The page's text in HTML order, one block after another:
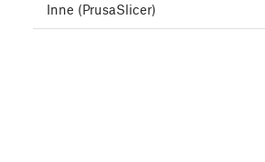
Inne (PrusaSlicer)